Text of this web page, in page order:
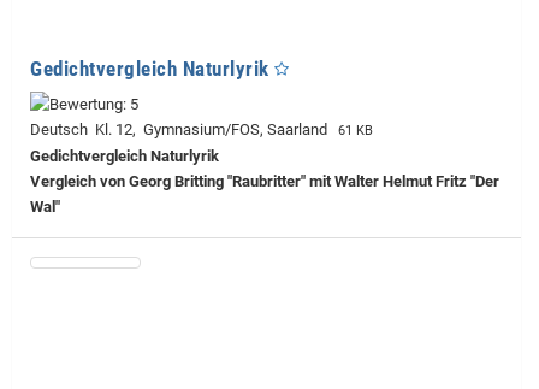
Gedichtvergleich Naturlyrik
Deutsch Kl. 12, Gymnasium/FOS, Saarland 61 KB
Gedichtvergleich Naturlyrik
Vergleich von Georg Britting "Raubritter" mit Walter Helmut Fritz "Der
Wal"